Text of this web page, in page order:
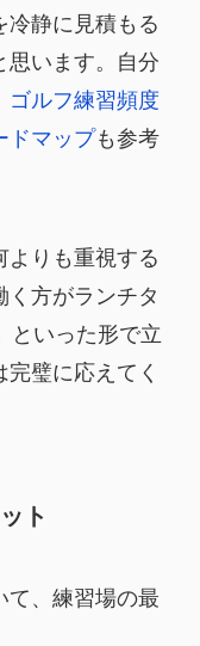
冷静に見積もる
思います。自分
ゴルフ練習頻度
ドマップも参考
よりも重視する
く方がランチタ
といった形で立
璧に応えてく
ト
て、練習場の最